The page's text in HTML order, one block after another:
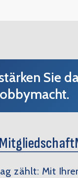
Sie
Mitgliedschaft
zählt: Mit